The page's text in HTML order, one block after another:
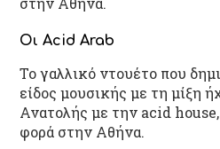
Οι Acid Arab
Το γαλλικό ντουέτο που
είδος μουσικής με τη μίξη
Ανατολής με την acid
φορά στην Αθήνα.